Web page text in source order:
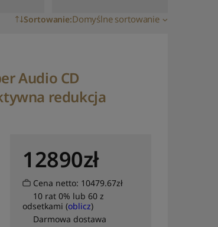
Sortowanie:
Sortuj wg średniej
oceny
Sortuj po cenie od
najwyższej
Sortuj po nazwie: od A
do Z
Domyślne sortowanie
Audio CD
redukcja
12890zł
Cena netto: 10479.67zł
10 rat 0% lub 60 z
odsetkami (oblicz)
Darmowa dostawa